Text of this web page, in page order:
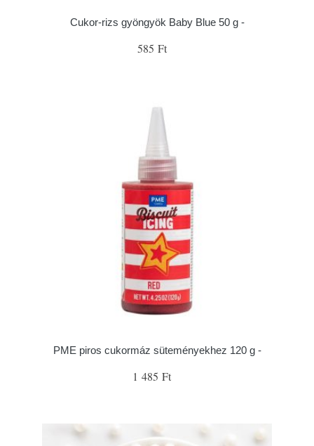
Cukor-rizs gyöngyök Baby Blue 50 g -
585 Ft
PME piros cukormáz süteményekhez 120 g -
1 485 Ft